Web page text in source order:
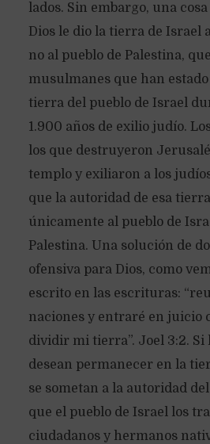
lados. Sin embargo, una
Dios le dio la tierra de Israel
no al pueblo de Palestina,
musulmanes que han
tierra del pueblo de Israel
1.900 años de exilio judío.
los que destruyeron
templo y exiliaron a los
que la autoridad de esa
únicamente al pueblo de
Palestina. Una solución de
ofensiva para Dios, como
escrito en las escrituras:
naciones y entraré en juicio
dividir mi tierra”. Joel 3:2. Si
desean permanecer en la
se sometan a la autoridad
que el pueblo de Israel los
ciudadanos y hermanos